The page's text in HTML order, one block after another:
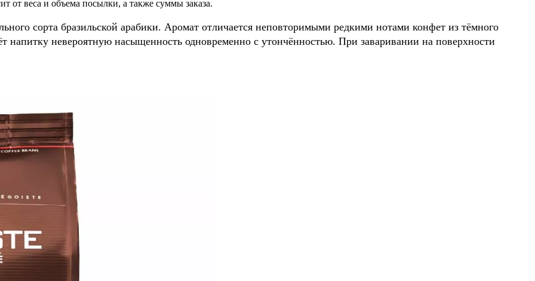
от веса и объема посылки, а также суммы заказа.
сорта бразильской арабики. Аромат отличается неповторимыми редкими нотами конфет из тёмного
невероятную насыщенность одновременно с утончённостью. При заваривании на поверхности